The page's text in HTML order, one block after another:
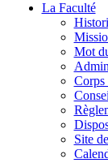
La Faculté
Mot
Corps
Site